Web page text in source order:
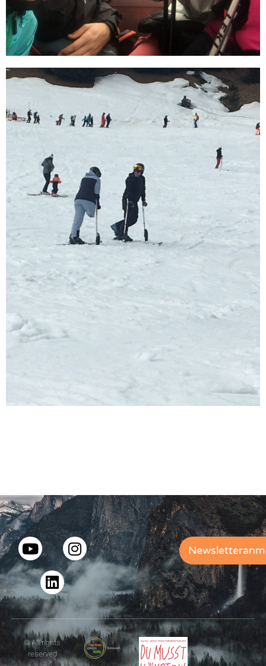
© All rights
reserved